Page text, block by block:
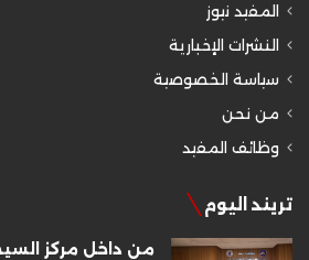
المفيد نيوز
النشرات الإخبارية
سياسة الخصوصية
من نحن
وظائف المفيد
تريند اليوم
من داخل مركز